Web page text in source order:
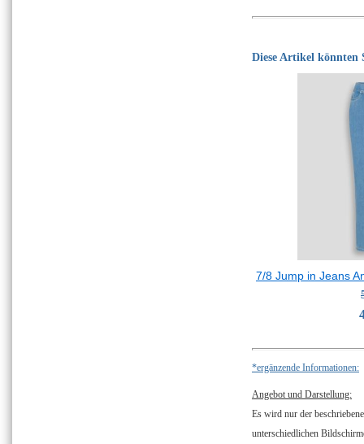
Diese Artikel könnten
7/8 Jump in Jeans
*ergänzende Informationen:
Angebot und Darstellung:
Es wird nur der
unterschiedlichen